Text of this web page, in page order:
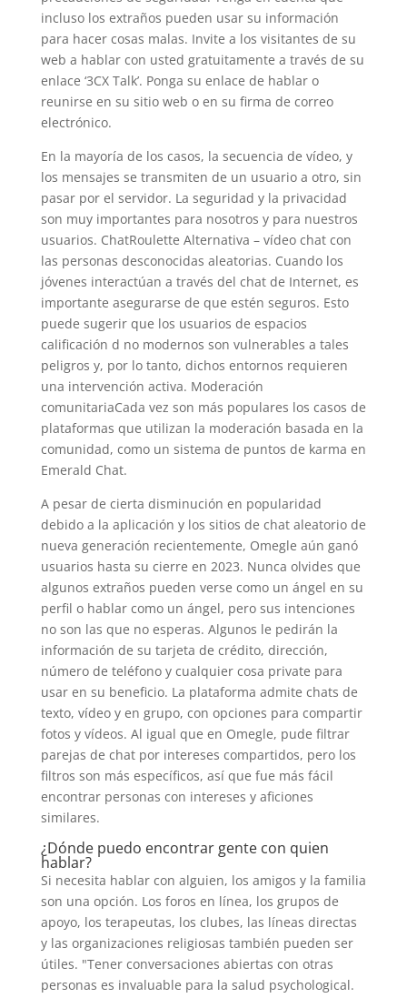
incluso los extraños pueden usar su información
para hacer cosas malas. Invite a los visitantes de su
web a hablar con usted gratuitamente a través de su
enlace ‘3CX Talk’. Ponga su enlace de hablar o
reunirse en su sitio web o en su firma de correo
electrónico.
En la mayoría de los casos, la secuencia de vídeo, y
los mensajes se transmiten de un usuario a otro, sin
pasar por el servidor. La seguridad y la privacidad
son muy importantes para nosotros y para nuestros
usuarios. ChatRoulette Alternativa – vídeo chat con
las personas desconocidas aleatorias. Cuando los
jóvenes interactúan a través del chat de Internet, es
importante asegurarse de que estén seguros. Esto
puede sugerir que los usuarios de espacios
calificación d no modernos son vulnerables a tales
peligros y, por lo tanto, dichos entornos requieren
una intervención activa. Moderación
comunitariaCada vez son más populares los casos de
plataformas que utilizan la moderación basada en la
comunidad, como un sistema de puntos de karma en
Emerald Chat.
A pesar de cierta disminución en popularidad
debido a la aplicación y los sitios de chat aleatorio de
nueva generación recientemente, Omegle aún ganó
usuarios hasta su cierre en 2023. Nunca olvides que
algunos extraños pueden verse como un ángel en su
perfil o hablar como un ángel, pero sus intenciones
no son las que no esperas. Algunos le pedirán la
información de su tarjeta de crédito, dirección,
número de teléfono y cualquier cosa private para
usar en su beneficio. La plataforma admite chats de
texto, vídeo y en grupo, con opciones para compartir
fotos y vídeos. Al igual que en Omegle, pude filtrar
parejas de chat por intereses compartidos, pero los
filtros son más específicos, así que fue más fácil
encontrar personas con intereses y aficiones
similares.
¿Dónde puedo encontrar gente con quien
hablar?
Si necesita hablar con alguien, los amigos y la familia
son una opción. Los foros en línea, los grupos de
apoyo, los terapeutas, los clubes, las líneas directas
y las organizaciones religiosas también pueden ser
útiles. "Tener conversaciones abiertas con otras
personas es invaluable para la salud psychological.